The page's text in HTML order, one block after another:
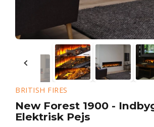
BRITISH FIRES
New Forest 1900 -
Elektrisk Pejs